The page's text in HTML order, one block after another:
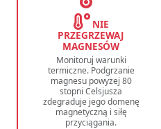
NIE
PRZEGRZEWAJ
MAGNESÓW
Monitoruj warunki
termiczne. Podgrzanie
magnesu powyżej 80
stopni Celsjusza
zdegraduje jego domenę
magnetyczną i siłę
przyciągania.